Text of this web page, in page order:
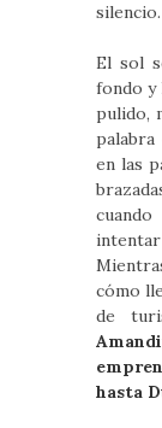
silencio.
El sol
fondo y
pulido,
palabra
en las
cómo
de
hasta